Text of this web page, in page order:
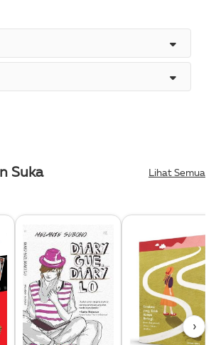
Suka Lihat Semua
›